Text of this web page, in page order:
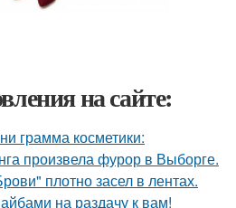
на сайте:
грамма косметики:
произвела фурор в Выборге.
плотно засел в лентах.
на раздачу к вам!